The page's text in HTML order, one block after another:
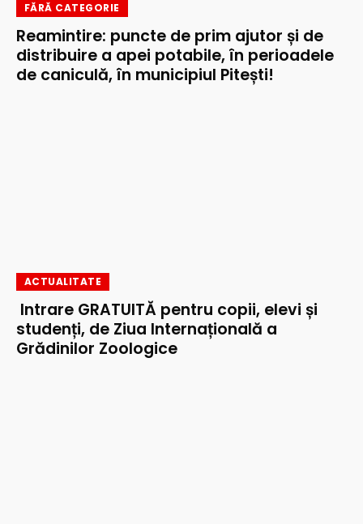
FĂRĂ CATEGORIE
Reamintire: puncte de prim ajutor și de
distribuire a apei potabile, în perioadele
de caniculă, în municipiul Pitești!
ACTUALITATE
Intrare GRATUITĂ pentru copii, elevi și
studenți, de Ziua Internațională a
Grădinilor Zoologice